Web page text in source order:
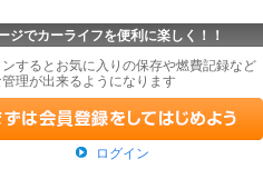
ジでカーライフを便利に楽しく！！
するとお気に入りの保存や燃費記録など
理が出来るようになります
ログイン